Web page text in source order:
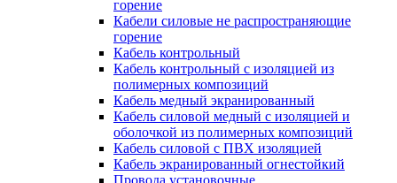
горение
Кабели силовые не распространяющие
горение
Кабель контрольный
Кабель контрольный с изоляцией из
полимерных композиций
Кабель медный экранированный
Кабель силовой медный с изоляцией и
оболочкой из полимерных композиций
Кабель силовой с ПВХ изоляцией
Кабель экранированный огнестойкий
Провода установочные